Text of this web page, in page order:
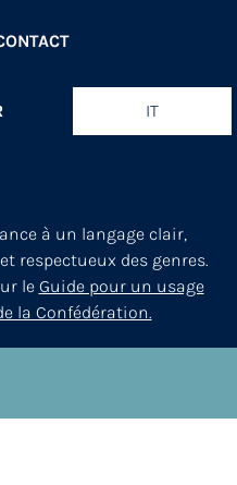
IT
à un langage clair,
respectueux des genres.
le Guide pour un usage
la Confédération.